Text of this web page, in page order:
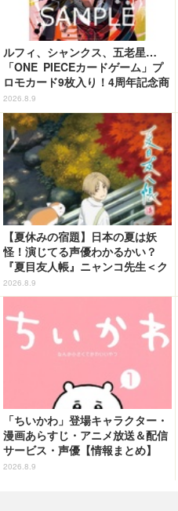
ルフィ、シャンクス、五老星…
「ONE PIECEカードゲーム」プ
ロモカード9枚入り！4周年記念商
品が抽選販売【9月2日23時まで】
2026.8.9
【夏休みの宿題】日本の夏は妖
怪！演じてる声優わかるかい？
『夏目友人帳』ニャンコ先生＜ク
イズ 第2回＞
2026.8.9
「ちいかわ」登場キャラクター・
漫画あらすじ・アニメ放送＆配信
サービス・声優【情報まとめ】
2026.8.9